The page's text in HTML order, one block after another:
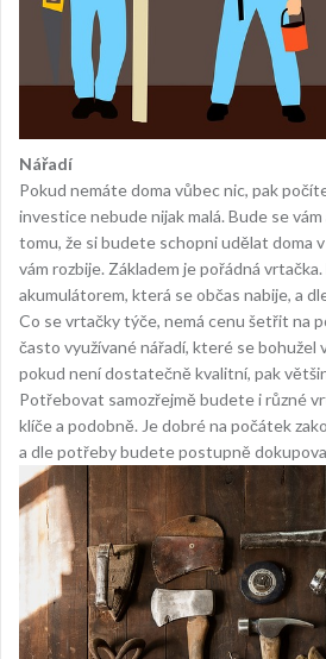
Nářadí
Pokud nemáte doma vůbec nic, pak
investice nebude nijak malá. Bude se
tomu, že si budete schopni udělat doma
vám rozbije. Základem je pořádná
akumulátorem, která se občas nabije, a
Co se vrtačky týče, nemá cenu šetřit na
často využívané nářadí, které se bohužel
pokud není dostatečně kvalitní, pak
Potřebovat samozřejmě budete i různé
klíče a podobně. Je dobré na počátek
a dle potřeby budete postupně